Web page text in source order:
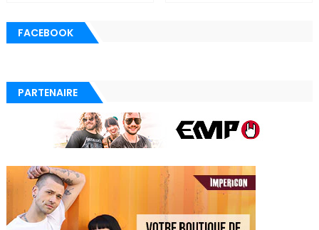
FACEBOOK
PARTENAIRE